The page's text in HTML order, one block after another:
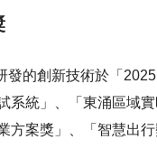
的創新技術於「
系統」、「東涌區域
方案獎」、「智慧出